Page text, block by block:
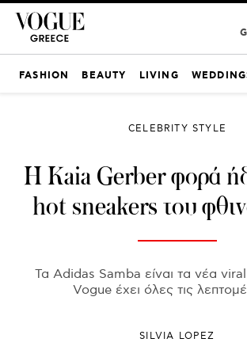
FASHION BEAUTY LIVING
CELEBRITY STYLE
Η Kaia Gerber φορά
hot sneakers του
Τα Adidas Samba είναι τα νέα
Vogue έχει όλες τις
SILVIA LOPEZ